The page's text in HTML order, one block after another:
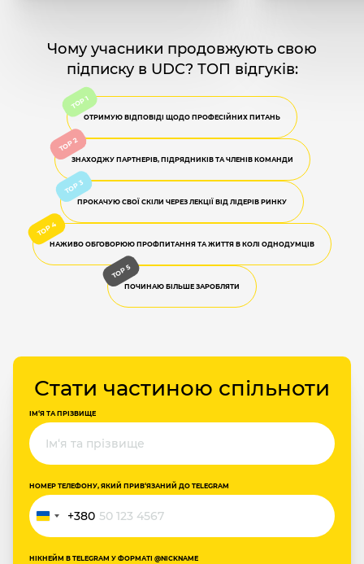
Чому учасники продовжують свою
підписку в UDC? ТОП відгуків:
ОТРИМУЮ ВІДПОВІДІ ЩОДО ПРОФЕСІЙНИХ ПИТАНЬ
ЗНАХОДЖУ ПАРТНЕРІВ, ПІДРЯДНИКІВ ТА ЧЛЕНІВ КОМАНДИ
ПРОКАЧУЮ СВОЇ СКІЛИ ЧЕРЕЗ ЛЕКЦІЇ ВІД ЛІДЕРІВ РИНКУ
НАЖИВО ОБГОВОРЮЮ ПРОФПИТАННЯ ТА ЖИТТЯ В КОЛІ ОДНОДУМЦІВ
ПОЧИНАЮ БІЛЬШЕ ЗАРОБЛЯТИ
Стати частиною спільноти
ІМ‘Я ТА ПРІЗВИЩЕ
НОМЕР ТЕЛЕФОНУ, ЯКИЙ ПРИВ‘ЯЗАНИЙ ДО TELEGRAM
Ukraine
+380
+380
НІКНЕЙМ В TELEGRAM У ФОРМАТІ @NICKNAME